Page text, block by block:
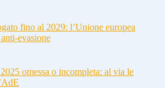
fino al 2029: l’Unione europea
evasione
omessa o incompleta: al via le